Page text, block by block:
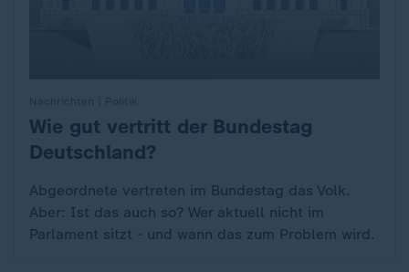
:
Wie gut vertritt der Bundestag
Deutschland?
Abgeordnete vertreten im Bundestag das Volk.
Aber: Ist das auch so? Wer aktuell nicht im
Parlament sitzt - und wann das zum Problem wird.